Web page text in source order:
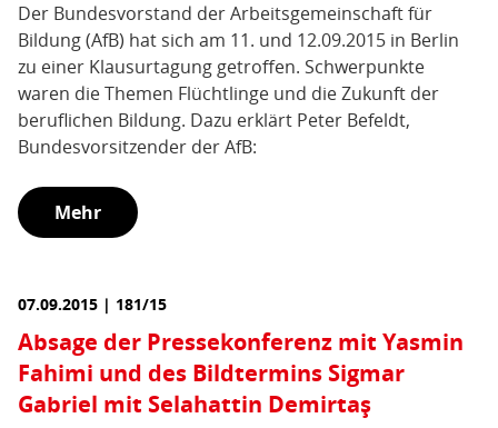
Der Bundesvorstand der Arbeitsgemeinschaft für
Bildung (AfB) hat sich am 11. und 12.09.2015 in Berlin
zu einer Klausurtagung getroffen. Schwerpunkte
waren die Themen Flüchtlinge und die Zukunft der
beruflichen Bildung. Dazu erklärt Peter Befeldt,
Bundesvorsitzender der AfB:
Mehr
07.09.2015 | 181/15
Absage der Pressekonferenz mit Yasmin
Fahimi und des Bildtermins Sigmar
Gabriel mit Selahattin Demirtaş